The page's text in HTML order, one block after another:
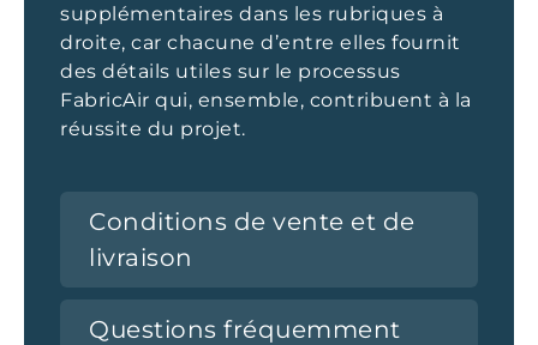
supplémentaires dans les rubriques à
droite, car chacune d’entre elles fournit
des détails utiles sur le processus
FabricAir qui, ensemble, contribuent à la
réussite du projet.
Conditions de vente et de
livraison
Questions fréquemment